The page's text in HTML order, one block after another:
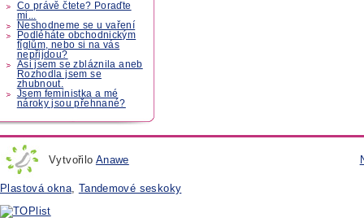
Co právě čtete? Poraďte
mi...
Neshodneme se u vaření
Podléháte obchodnickým
fíglům, nebo si na vás
nepřijdou?
Asi jsem se zbláznila aneb
Rozhodla jsem se
zhubnout.
Jsem feministka a mé
nároky jsou přehnané?
Vytvořilo Anawe
Plastová okna, Tandemové seskoky